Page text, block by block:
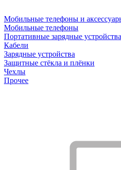
Мобильные телефоны и
Мобильные телефоны
Портативные зарядные устройства
Кабели
Зарядные устройства
Защитные стёкла и плёнки
Чехлы
Прочее